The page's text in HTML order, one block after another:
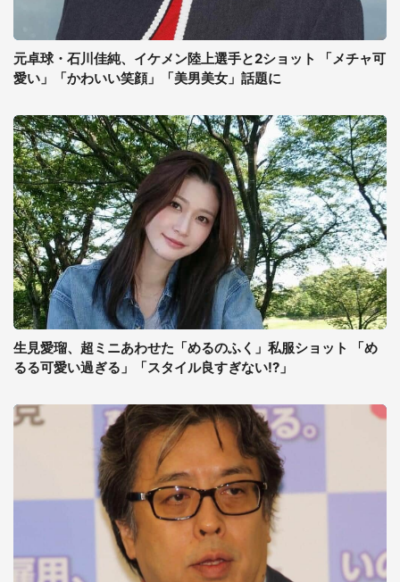
元卓球・石川佳純、イケメン陸上選手と2ショット 「メチャ可
愛い」「かわいい笑顔」「美男美女」話題に
生見愛瑠、超ミニあわせた「めるのふく」私服ショット 「め
るる可愛い過ぎる」「スタイル良すぎない!?」